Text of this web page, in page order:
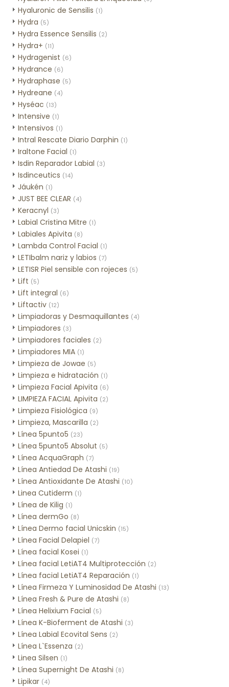
Hyaluronic de Sensilis (1)
Hydra (5)
Hydra Essence Sensilis (2)
Hydra+ (11)
Hydragenist (6)
Hydrance (6)
Hydraphase (5)
Hydreane (4)
Hyséac (13)
Intensive (1)
Intensivos (1)
Intral Rescate Diario Darphin (1)
Iraltone Facial (1)
Isdin Reparador Labial (3)
Isdinceutics (14)
Jáukén (1)
JUST BEE CLEAR (4)
Keracnyl (3)
Labial Cristina Mitre (1)
Labiales Apivita (8)
Lambda Control Facial (1)
LETIbalm nariz y labios (7)
LETISR Piel sensible con rojeces (5)
Lift (5)
Lift integral (6)
Liftactiv (12)
Limpiadoras y Desmaquillantes (4)
Limpiadores (3)
Limpiadores faciales (2)
Limpiadores MIA (1)
Limpieza de Jowae (5)
Limpieza e hidratación (1)
Limpieza Facial Apivita (6)
LIMPIEZA FACIAL Apivita (2)
Limpieza Fisiológica (9)
Limpieza, Mascarilla (2)
Línea 5punto5 (23)
Línea 5punto5 Absolut (5)
Línea AcquaGraph (7)
Línea Antiedad De Atashi (19)
Línea Antioxidante De Atashi (10)
Linea Cutiderm (1)
Línea de Kilig (1)
Línea dermGo (8)
Línea Dermo facial Unicskin (15)
Línea Facial Delapiel (7)
Línea facial Kosei (1)
Línea facial LetiAT4 Multiprotección (2)
Línea facial LetiAT4 Reparación (1)
Línea Firmeza Y Luminosidad De Atashi (13)
Línea Fresh & Pure de Atashi (8)
Línea Helixium Facial (5)
Línea K-Bioferment de Atashi (3)
Línea Labial Ecovital Sens (2)
Línea L`Essenza (2)
Linea Silsen (1)
Línea Supernight De Atashi (8)
Lipikar (4)